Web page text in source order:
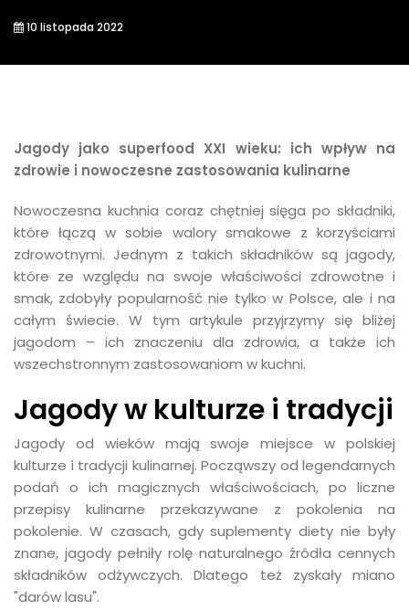
10 listopada 2022
Jagody jako superfood XXI wieku: ich wpływ na
zdrowie i nowoczesne zastosowania kulinarne
Nowoczesna kuchnia coraz chętniej sięga po składniki,
które łączą w sobie walory smakowe z korzyściami
zdrowotnymi. Jednym z takich składników są jagody,
które ze względu na swoje właściwości zdrowotne i
smak, zdobyły popularność nie tylko w Polsce, ale i na
całym świecie. W tym artykule przyjrzymy się bliżej
jagodom – ich znaczeniu dla zdrowia, a także ich
wszechstronnym zastosowaniom w kuchni.
Jagody w kulturze i tradycji
Jagody od wieków mają swoje miejsce w polskiej
kulturze i tradycji kulinarnej. Począwszy od legendarnych
podań o ich magicznych właściwościach, po liczne
przepisy kulinarne przekazywane z pokolenia na
pokolenie. W czasach, gdy suplementy diety nie były
znane, jagody pełniły rolę naturalnego źródła cennych
składników odżywczych. Dlatego też zyskały miano
"darów lasu".